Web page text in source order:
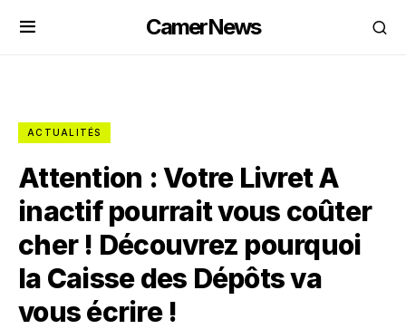
CamerNews
ACTUALITÉS
Attention : Votre Livret A
inactif pourrait vous coûter
cher ! Découvrez pourquoi
la Caisse des Dépôts va
vous écrire !